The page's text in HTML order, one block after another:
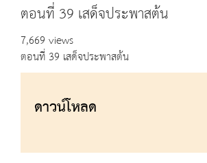
ตอนที่ 39 เสด็จประพาสต้น
7,669 views
ตอนที่ 39 เสด็จประพาสต้น
ดาวน์โหลด